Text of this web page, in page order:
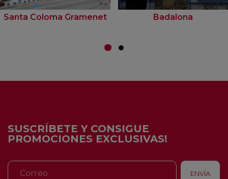
Santa Coloma Gramenet Badalona
SUSCRÍBETE Y CONSIGUE
PROMOCIONES EXCLUSIVAS!